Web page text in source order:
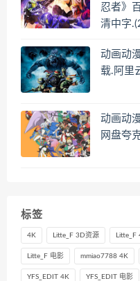
忍者》
清中字
动画动
载.阿里
动画动
网盘夸
标签
4K Litte_F 3D资源 Litte_F
Litte_F 电影 mmiao7788 4K
YFS_EDIT 4K YFS_EDIT 电影